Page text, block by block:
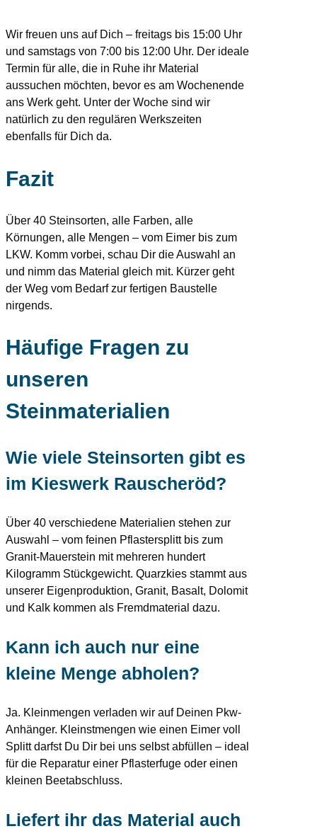
Wir freuen uns auf Dich – freitags bis 15:00 Uhr
und samstags von 7:00 bis 12:00 Uhr. Der ideale
Termin für alle, die in Ruhe ihr Material
aussuchen möchten, bevor es am Wochenende
ans Werk geht. Unter der Woche sind wir
natürlich zu den regulären Werkszeiten
ebenfalls für Dich da.
Fazit
Über 40 Steinsorten, alle Farben, alle
Körnungen, alle Mengen – vom Eimer bis zum
LKW. Komm vorbei, schau Dir die Auswahl an
und nimm das Material gleich mit. Kürzer geht
der Weg vom Bedarf zur fertigen Baustelle
nirgends.
Häufige Fragen zu
unseren
Steinmaterialien
Wie viele Steinsorten gibt es
im Kieswerk Rauscheröd?
Über 40 verschiedene Materialien stehen zur
Auswahl – vom feinen Pflastersplitt bis zum
Granit-Mauerstein mit mehreren hundert
Kilogramm Stückgewicht. Quarzkies stammt aus
unserer Eigenproduktion, Granit, Basalt, Dolomit
und Kalk kommen als Fremdmaterial dazu.
Kann ich auch nur eine
kleine Menge abholen?
Ja. Kleinmengen verladen wir auf Deinen Pkw-
Anhänger. Kleinstmengen wie einen Eimer voll
Splitt darfst Du Dir bei uns selbst abfüllen – ideal
für die Reparatur einer Pflasterfuge oder einen
kleinen Beetabschluss.
Liefert ihr das Material auch